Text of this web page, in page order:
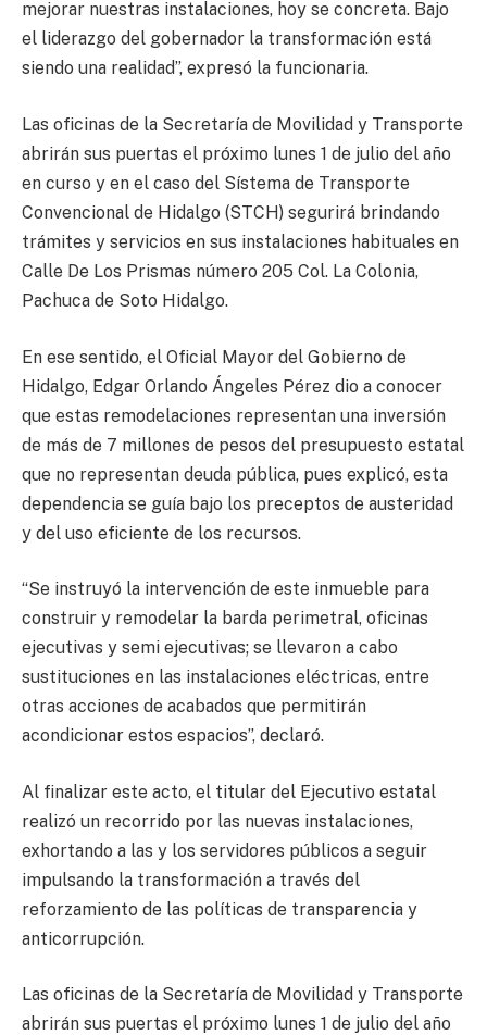
mejorar nuestras instalaciones, hoy se concreta. Bajo
el liderazgo del gobernador la transformación está
siendo una realidad”, expresó la funcionaria.
Las oficinas de la Secretaría de Movilidad y Transporte
abrirán sus puertas el próximo lunes 1 de julio del año
en curso y en el caso del Sístema de Transporte
Convencional de Hidalgo (STCH) segurirá brindando
trámites y servicios en sus instalaciones habituales en
Calle De Los Prismas número 205 Col. La Colonia,
Pachuca de Soto Hidalgo.
En ese sentido, el Oficial Mayor del Gobierno de
Hidalgo, Edgar Orlando Ángeles Pérez dio a conocer
que estas remodelaciones representan una inversión
de más de 7 millones de pesos del presupuesto estatal
que no representan deuda pública, pues explicó, esta
dependencia se guía bajo los preceptos de austeridad
y del uso eficiente de los recursos.
“Se instruyó la intervención de este inmueble para
construir y remodelar la barda perimetral, oficinas
ejecutivas y semi ejecutivas; se llevaron a cabo
sustituciones en las instalaciones eléctricas, entre
otras acciones de acabados que permitirán
acondicionar estos espacios”, declaró.
Al finalizar este acto, el titular del Ejecutivo estatal
realizó un recorrido por las nuevas instalaciones,
exhortando a las y los servidores públicos a seguir
impulsando la transformación a través del
reforzamiento de las políticas de transparencia y
anticorrupción.
Las oficinas de la Secretaría de Movilidad y Transporte
abrirán sus puertas el próximo lunes 1 de julio del año